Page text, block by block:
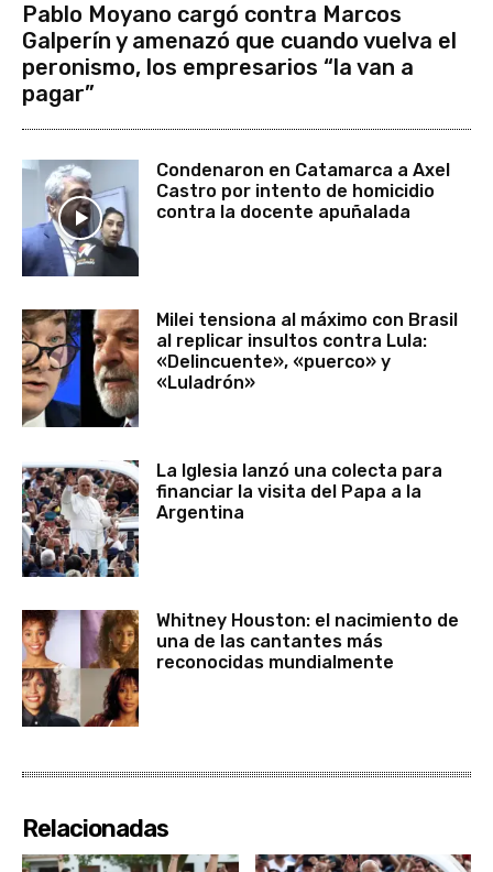
Pablo Moyano cargó contra Marcos
Galperín y amenazó que cuando vuelva el
peronismo, los empresarios “la van a
pagar”
Condenaron en Catamarca a Axel
Castro por intento de homicidio
contra la docente apuñalada
Milei tensiona al máximo con Brasil
al replicar insultos contra Lula:
«Delincuente», «puerco» y
«Luladrón»
La Iglesia lanzó una colecta para
financiar la visita del Papa a la
Argentina
Whitney Houston: el nacimiento de
una de las cantantes más
reconocidas mundialmente
Relacionadas